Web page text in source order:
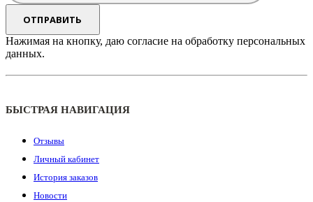
Нажимая на кнопку, даю согласие на обработку персональных
данных.
БЫСТРАЯ НАВИГАЦИЯ
Отзывы
Личный кабинет
История заказов
Новости